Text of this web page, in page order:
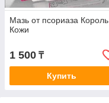
Мазь от псориаза Король
Кожи
1 500 ₸
Купить